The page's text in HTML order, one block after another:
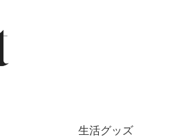
生活グッズ